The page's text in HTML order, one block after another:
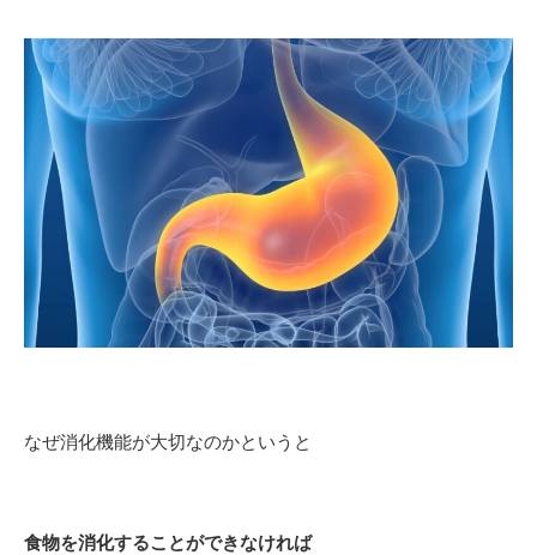
なぜ消化機能が大切なのかというと
食物を消化することができなければ